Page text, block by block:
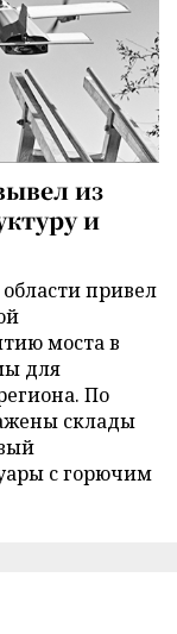
из
и
привел
моста в
для
По
склады
с горючим